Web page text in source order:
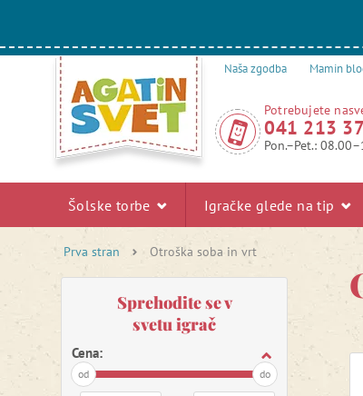
Naša zgodba Mamin
Potrebujete
041 213
Pon.–Pet.:
Šolske torbe Igračke glede na tip
Prva stran Otroška soba in vrt
Sprehodite se v
svetu igrač
Cena:
od do